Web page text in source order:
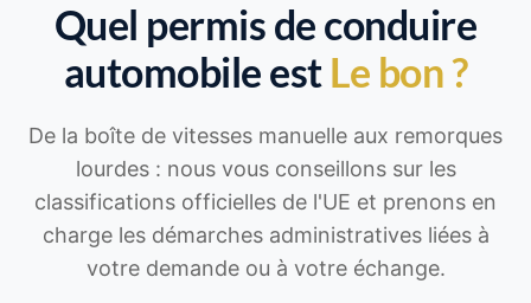
Quel permis de conduire
automobile est Le bon ?
De la boîte de vitesses manuelle aux remorques
lourdes : nous vous conseillons sur les
classifications officielles de l'UE et prenons en
charge les démarches administratives liées à
votre demande ou à votre échange.